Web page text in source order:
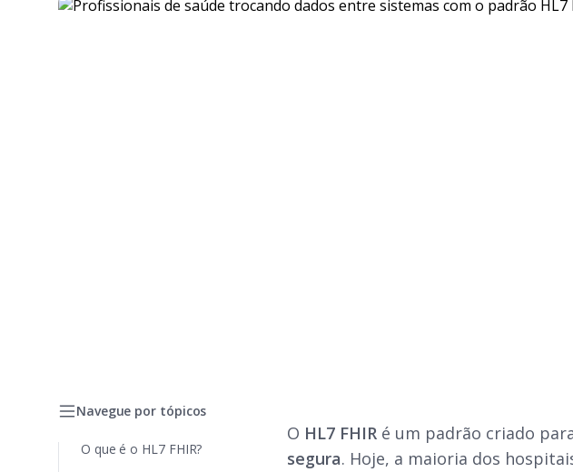
Navegue por tópicos
O que é o HL7 FHIR?
O HL7 FHIR é um padrão criado
segura. Hoje, a maioria dos